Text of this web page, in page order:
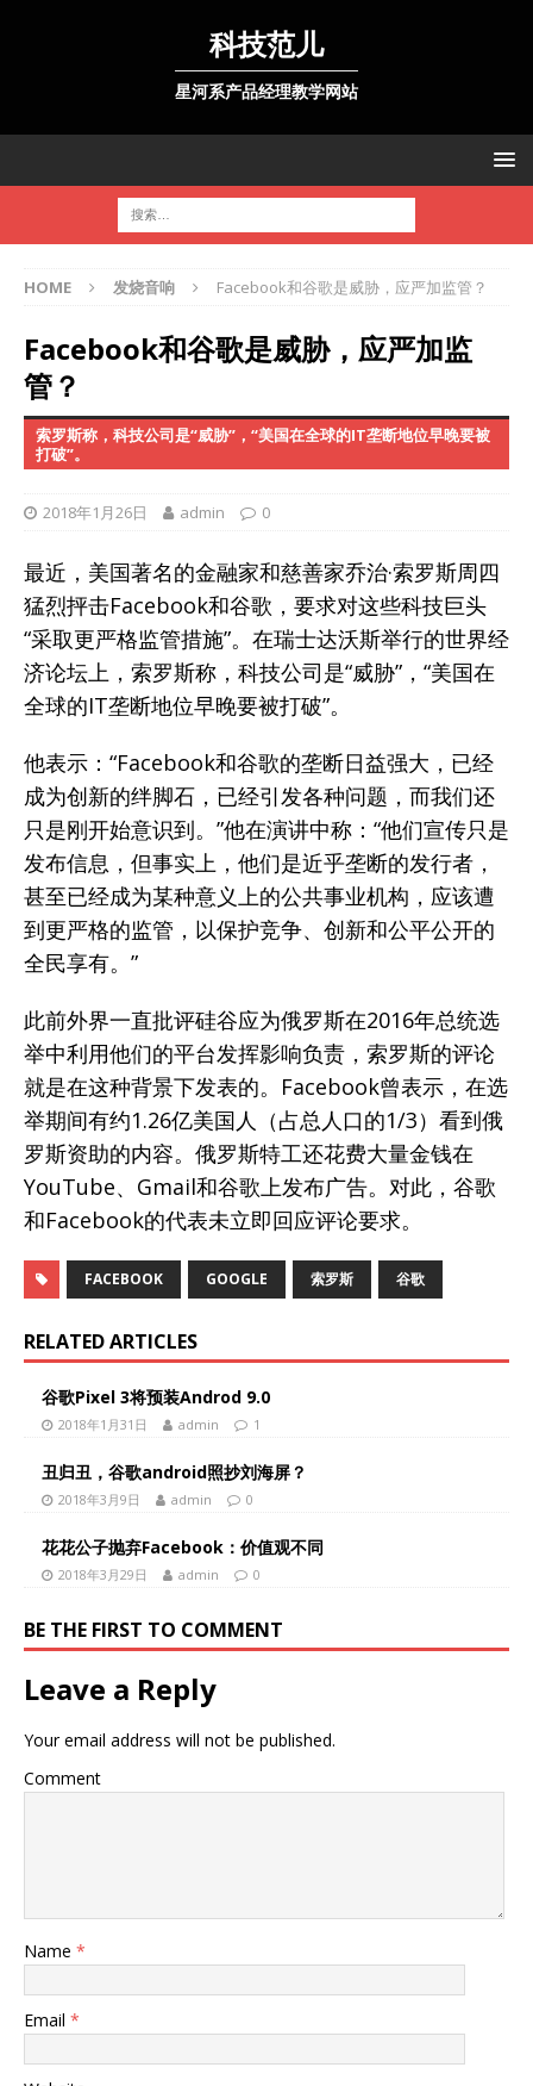
科技范儿
星河系产品经理教学网站
HOME 发烧音响 Facebook和谷歌是威胁，应严加监管？
Facebook和谷歌是威胁，应严加监
管？
索罗斯称，科技公司是“威胁”，“美国在全球的IT垄断地位早晚要被
打破”。
2018年1月26日 admin 0
最近，美国著名的金融家和慈善家乔治·索罗斯周四
猛烈抨击Facebook和谷歌，要求对这些科技巨头
“采取更严格监管措施”。在瑞士达沃斯举行的世界经
济论坛上，索罗斯称，科技公司是“威胁”，“美国在
全球的IT垄断地位早晚要被打破”。
他表示：“Facebook和谷歌的垄断日益强大，已经
成为创新的绊脚石，已经引发各种问题，而我们还
只是刚开始意识到。”他在演讲中称：“他们宣传只是
发布信息，但事实上，他们是近乎垄断的发行者，
甚至已经成为某种意义上的公共事业机构，应该遭
到更严格的监管，以保护竞争、创新和公平公开的
全民享有。”
此前外界一直批评硅谷应为俄罗斯在2016年总统选
举中利用他们的平台发挥影响负责，索罗斯的评论
就是在这种背景下发表的。Facebook曾表示，在选
举期间有约1.26亿美国人（占总人口的1/3）看到俄
罗斯资助的内容。俄罗斯特工还花费大量金钱在
YouTube、Gmail和谷歌上发布广告。对此，谷歌
和Facebook的代表未立即回应评论要求。
FACEBOOK GOOGLE 索罗斯 谷歌
RELATED ARTICLES
谷歌Pixel 3将预装Androd 9.0
2018年1月31日 admin 1
丑归丑，谷歌android照抄刘海屏？
2018年3月9日 admin 0
花花公子抛弃Facebook：价值观不同
2018年3月29日 admin 0
BE THE FIRST TO COMMENT
Leave a Reply
Your email address will not be published.
Comment
Name *
Email *